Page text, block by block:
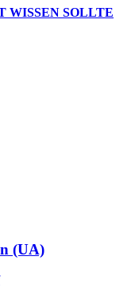
WISSEN SOLLTE
(UA)